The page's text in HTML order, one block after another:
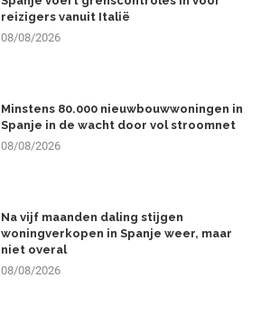
reizigers vanuit Italië
08/08/2026
Minstens 80.000 nieuwbouwwoningen in
Spanje in de wacht door vol stroomnet
08/08/2026
Na vijf maanden daling stijgen
woningverkopen in Spanje weer, maar
niet overal
08/08/2026